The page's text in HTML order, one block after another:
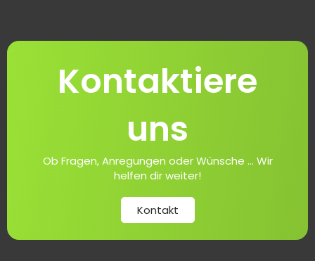
Kontaktiere
uns
Ob Fragen, Anregungen oder Wünsche ... Wir
helfen dir weiter!
Kontakt